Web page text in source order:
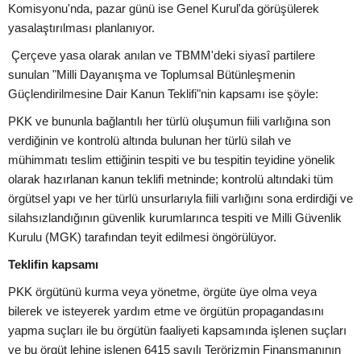
Komisyonu'nda, pazar günü ise Genel Kurul'da görüşülerek
yasalaştırılması planlanıyor.
Çerçeve yasa olarak anılan ve TBMM'deki siyasî partilere
sunulan "Milli Dayanışma ve Toplumsal Bütünleşmenin
Güçlendirilmesine Dair Kanun Teklifi"nin kapsamı ise şöyle:
PKK ve bununla bağlantılı her türlü oluşumun fiili varlığına son
verdiğinin ve kontrolü altında bulunan her türlü silah ve
mühimmatı teslim ettiğinin tespiti ve bu tespitin teyidine yönelik
olarak hazırlanan kanun teklifi metninde; kontrolü altındaki tüm
örgütsel yapı ve her türlü unsurlarıyla fiili varlığını sona erdirdiği ve
silahsızlandığının güvenlik kurumlarınca tespiti ve Milli Güvenlik
Kurulu (MGK) tarafından teyit edilmesi öngörülüyor.
Teklifin kapsamı
PKK örgütünü kurma veya yönetme, örgüte üye olma veya
bilerek ve isteyerek yardım etme ve örgütün propagandasını
yapma suçları ile bu örgütün faaliyeti kapsamında işlenen suçları
ve bu örgüt lehine işlenen 6415 sayılı Terörizmin Finansmanının